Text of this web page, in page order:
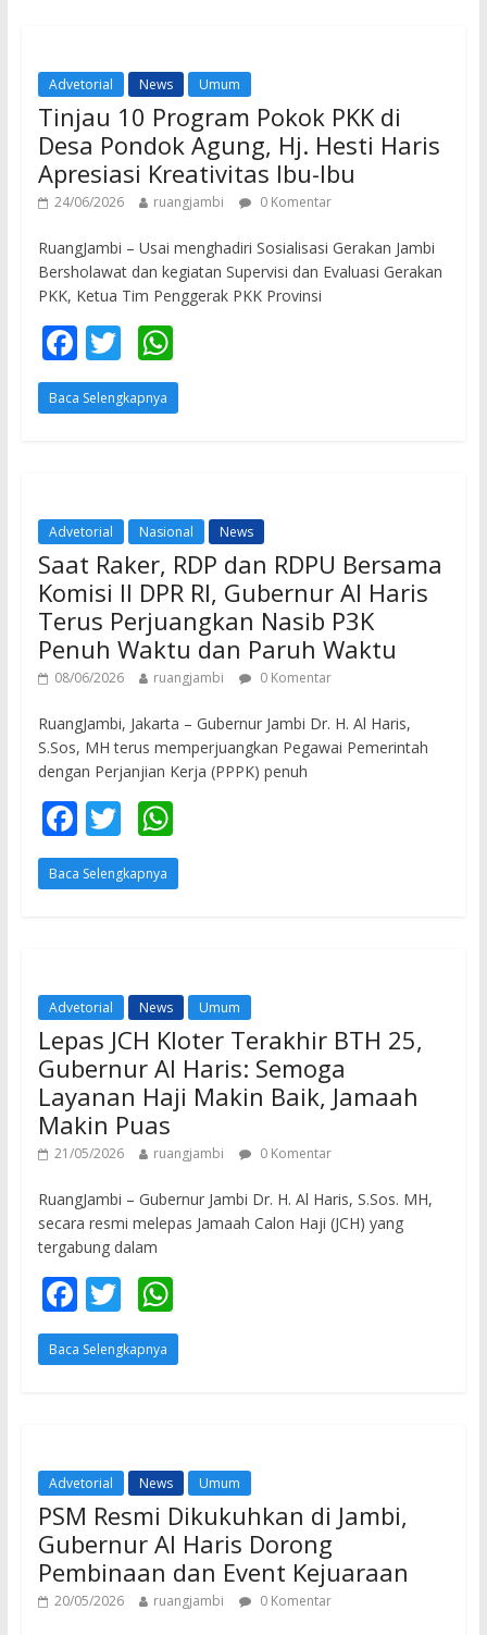
o
k
p
p
Advetorial News Umum
Tinjau 10 Program Pokok PKK di
Desa Pondok Agung, Hj. Hesti Haris
Apresiasi Kreativitas Ibu-Ibu
24/06/2026 ruangjambi 0 Komentar
RuangJambi – Usai menghadiri Sosialisasi Gerakan Jambi
Bersholawat dan kegiatan Supervisi dan Evaluasi Gerakan
PKK, Ketua Tim Penggerak PKK Provinsi
F
ac
e
o
k
T
w
itt
W
h
at
p
p
Baca Selengkapnya
Advetorial Nasional News
Saat Raker, RDP dan RDPU Bersama
Komisi II DPR RI, Gubernur Al Haris
Terus Perjuangkan Nasib P3K
Penuh Waktu dan Paruh Waktu
08/06/2026 ruangjambi 0 Komentar
RuangJambi, Jakarta – Gubernur Jambi Dr. H. Al Haris,
S.Sos, MH terus memperjuangkan Pegawai Pemerintah
dengan Perjanjian Kerja (PPPK) penuh
F
ac
e
o
k
T
w
itt
W
h
at
p
p
Baca Selengkapnya
Advetorial News Umum
Lepas JCH Kloter Terakhir BTH 25,
Gubernur Al Haris: Semoga
Layanan Haji Makin Baik, Jamaah
Makin Puas
21/05/2026 ruangjambi 0 Komentar
RuangJambi – Gubernur Jambi Dr. H. Al Haris, S.Sos. MH,
secara resmi melepas Jamaah Calon Haji (JCH) yang
tergabung dalam
F
ac
e
o
k
T
w
itt
W
h
at
p
p
Baca Selengkapnya
Advetorial News Umum
PSM Resmi Dikukuhkan di Jambi,
Gubernur Al Haris Dorong
Pembinaan dan Event Kejuaraan
20/05/2026 ruangjambi 0 Komentar